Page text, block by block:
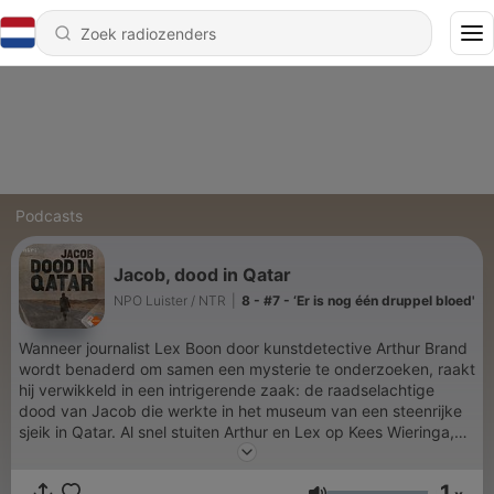
Podcasts
Jacob, dood in Qatar
NPO Luister / NTR 8 - #7 - ‘Er is nog één druppel bloed'
Wanneer journalist Lex Boon door kunstdetective Arthur Brand
wordt benaderd om samen een mysterie te onderzoeken, raakt
hij verwikkeld in een intrigerende zaak: de raadselachtige
dood van Jacob die werkte in het museum van een steenrijke
sjeik in Qatar. Al snel stuiten Arthur en Lex op Kees Wieringa,
voormalig directeur van het museum, die kort na zijn vertrek